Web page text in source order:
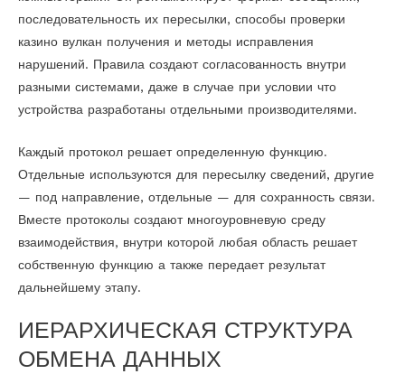
последовательность их пересылки, способы проверки
казино вулкан получения и методы исправления
нарушений. Правила создают согласованность внутри
разными системами, даже в случае при условии что
устройства разработаны отдельными производителями.
Каждый протокол решает определенную функцию.
Отдельные используются для пересылку сведений, другие
— под направление, отдельные — для сохранность связи.
Вместе протоколы создают многоуровневую среду
взаимодействия, внутри которой любая область решает
собственную функцию а также передает результат
дальнейшему этапу.
ИЕРАРХИЧЕСКАЯ СТРУКТУРА
ОБМЕНА ДАННЫХ